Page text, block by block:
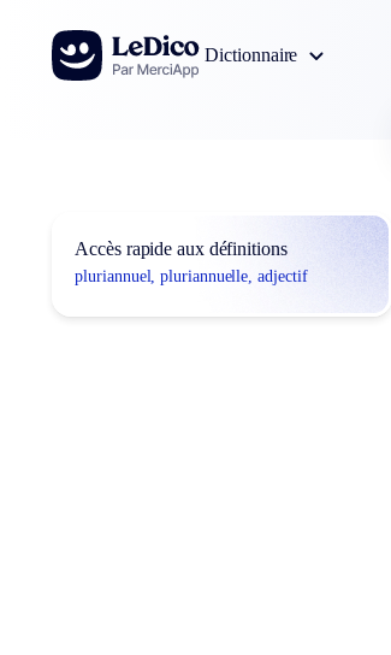
Aller au contenu
Dictionnaire
Accès rapide aux définitions
pluriannuel, pluriannuelle, adjectif